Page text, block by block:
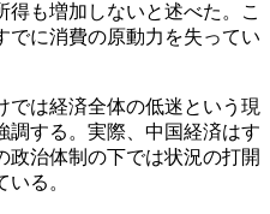
も増加しないと述べた。こ
でに消費の原動力を失ってい
では経済全体の低迷という現
調する。実際、中国経済はす
政治体制の下では状況の打開
いる。